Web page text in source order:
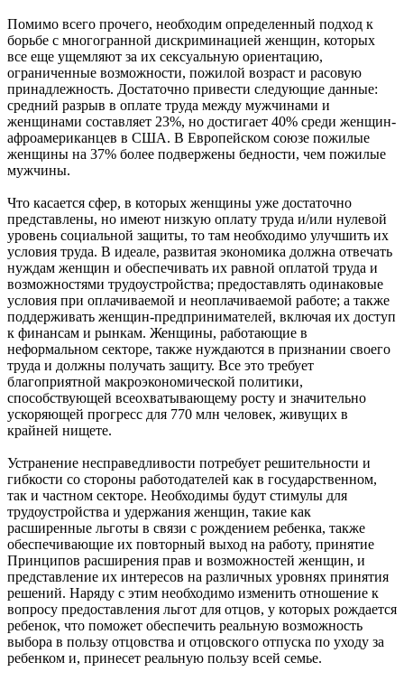
Помимо всего прочего, необходим определенный подход к
борьбе с многогранной дискриминацией женщин, которых
все еще ущемляют за их сексуальную ориентацию,
ограниченные возможности, пожилой возраст и расовую
принадлежность. Достаточно привести следующие данные:
средний разрыв в оплате труда между мужчинами и
женщинами составляет 23%, но достигает 40% среди женщин-
афроамериканцев в США. В Европейском союзе пожилые
женщины на 37% более подвержены бедности, чем пожилые
мужчины.
Что касается сфер, в которых женщины уже достаточно
представлены, но имеют низкую оплату труда и/или нулевой
уровень социальной защиты, то там необходимо улучшить их
условия труда. В идеале, развитая экономика должна отвечать
нуждам женщин и обеспечивать их равной оплатой труда и
возможностями трудоустройства; предоставлять одинаковые
условия при оплачиваемой и неоплачиваемой работе; а также
поддерживать женщин-предпринимателей, включая их доступ
к финансам и рынкам. Женщины, работающие в
неформальном секторе, также нуждаются в признании своего
труда и должны получать защиту. Все это требует
благоприятной макроэкономической политики,
способствующей всеохватывающему росту и значительно
ускоряющей прогресс для 770 млн человек, живущих в
крайней нищете.
Устранение несправедливости потребует решительности и
гибкости со стороны работодателей как в государственном,
так и частном секторе. Необходимы будут стимулы для
трудоустройства и удержания женщин, такие как
расширенные льготы в связи с рождением ребенка, также
обеспечивающие их повторный выход на работу, принятие
Принципов расширения прав и возможностей женщин, и
представление их интересов на различных уровнях принятия
решений. Наряду с этим необходимо изменить отношение к
вопросу предоставления льгот для отцов, у которых рождается
ребенок, что поможет обеспечить реальную возможность
выбора в пользу отцовства и отцовского отпуска по уходу за
ребенком и, принесет реальную пользу всей семье.